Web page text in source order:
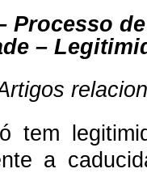
Processo
–
tem
a